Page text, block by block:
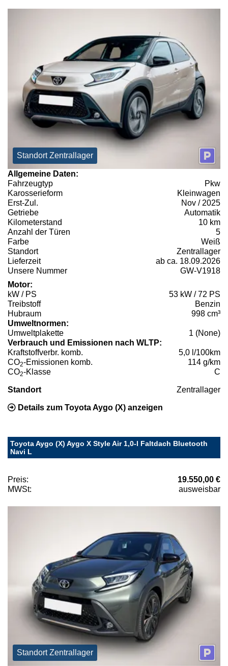
Standort Zentrallager
Allgemeine Daten:
Fahrzeugtyp
Pkw
Karosserieform
Kleinwagen
Erst-Zul.
Nov / 2025
Getriebe
Automatik
Kilometerstand
10 km
Anzahl der Türen
5
Farbe
Weiß
Standort
Zentrallager
Lieferzeit
ab ca. 18.09.2026
Unsere Nummer
GW-V1918
Motor:
kW / PS
53 kW / 72 PS
Treibstoff
Benzin
Hubraum
998 cm³
Umweltnormen:
Umweltplakette
1 (None)
Verbrauch und Emissionen nach WLTP:
Kraftstoffverbr. komb.
5,0 l/100km
CO2-Emissionen komb.
114 g/km
CO2-Klasse C
Standort Zentrallager
Details zum Toyota Aygo (X) anzeigen
Toyota Aygo (X) Aygo X Style Air 1,0-l Faltdach Bluetooth
Navi L
Preis:
19.550,00 €
MWSt:
ausweisbar
Standort Zentrallager